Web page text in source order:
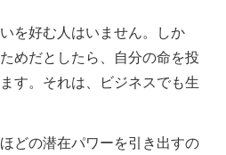
を好む人はいません。しか
めだとしたら、自分の命を投
す。それは、ビジネスでも生
どの潜在パワーを引き出すの